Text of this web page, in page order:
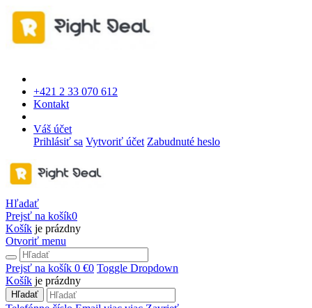
+421 2 33 070 612
Kontakt
Váš účet
Prihlásiť sa Vytvoriť účet Zabudnuté heslo
Hľadať
Prejsť na košík0
Košík je prázdny
Otvoriť menu
Prejsť na košík 0 €0 Toggle Dropdown
Košík je prázdny
Hľadať